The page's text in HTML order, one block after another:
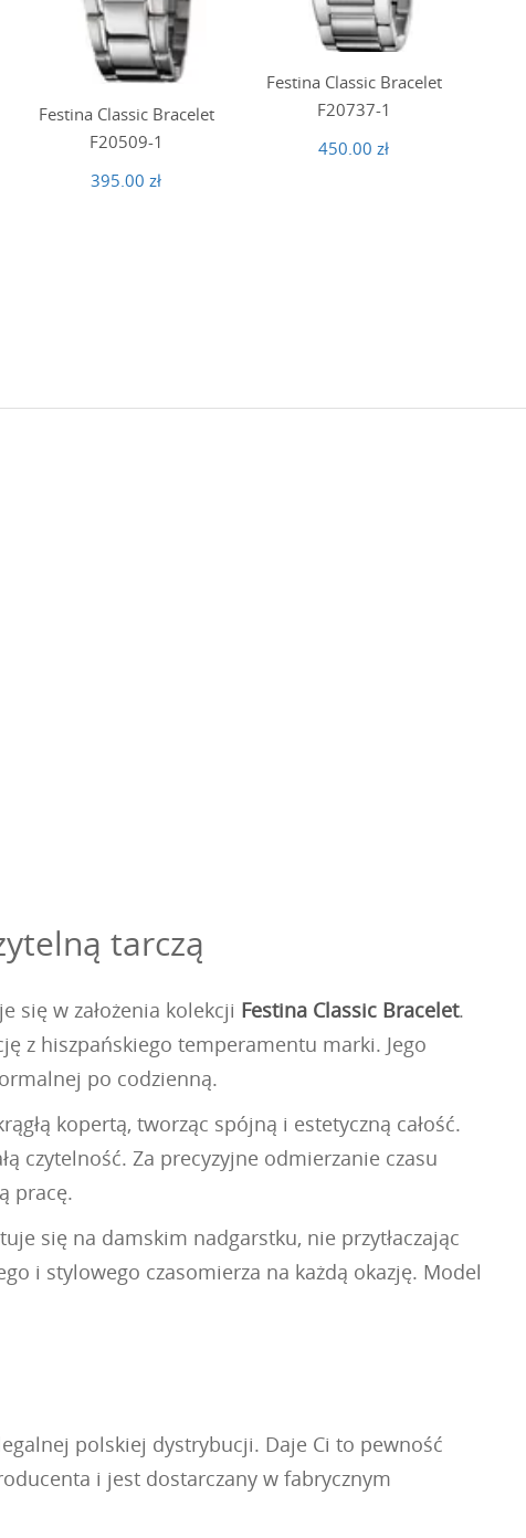
Festina Classic Bracelet
F20509-1
395.00 zł
Festina Classic Bracelet
F20737-1
450.00 zł
tarczą
się w założenia kolekcji Festina Classic Bracelet.
z hiszpańskiego temperamentu marki. Jego
po codzienną.
kopertą, tworząc spójną i estetyczną całość.
czytelność. Za precyzyjne odmierzanie czasu
pracę.
się na damskim nadgarstku, nie przytłaczając
i stylowego czasomierza na każdą okazję. Model
polskiej dystrybucji. Daje Ci to pewność
i jest dostarczany w fabrycznym